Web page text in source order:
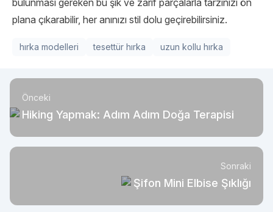
bulunması gereken bu şık ve zarif parçalarla tarzınızı ön
plana çıkarabilir, her anınızı stil dolu geçirebilirsiniz.
hırka modelleri tesettür hırka uzun kollu hırka
Önceki
Hiking Yapmak: Adım Adım Doğa Terapisi
Sonraki
Şifon Mini Elbise Şıklığı